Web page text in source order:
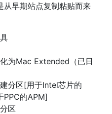
从早期站点复制粘贴而来
为Mac Extended（已日
分区[用于Intel芯片的
PPC的APM]
区